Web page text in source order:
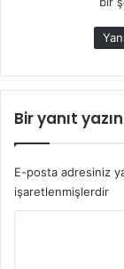
Bir yanıt yazın
E-posta adresiniz
işaretlenmişlerdir